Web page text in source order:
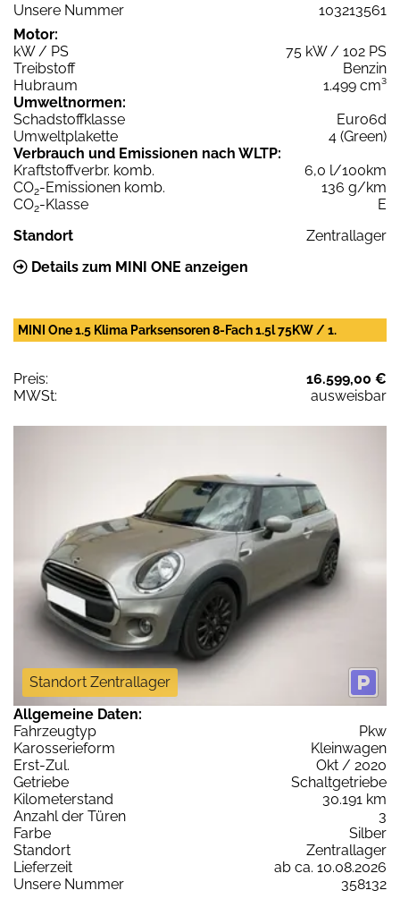
Unsere Nummer
103213561
Motor:
kW / PS
75 kW / 102 PS
Treibstoff
Benzin
Hubraum
1.499 cm³
Umweltnormen:
Schadstoffklasse
Euro6d
Umweltplakette
4 (Green)
Verbrauch und Emissionen nach WLTP:
Kraftstoffverbr. komb.
6,0 l/100km
CO2-Emissionen komb.
136 g/km
CO2-Klasse
E
Standort
Zentrallager
Details zum MINI ONE anzeigen
MINI One 1.5 Klima Parksensoren 8-Fach 1.5l 75KW / 1.
Preis:
16.599,00 €
MWSt:
ausweisbar
Standort Zentrallager
Allgemeine Daten:
Fahrzeugtyp
Pkw
Karosserieform
Kleinwagen
Erst-Zul.
Okt / 2020
Getriebe
Schaltgetriebe
Kilometerstand
30.191 km
Anzahl der Türen
3
Farbe
Silber
Standort
Zentrallager
Lieferzeit
ab ca. 10.08.2026
Unsere Nummer
358132